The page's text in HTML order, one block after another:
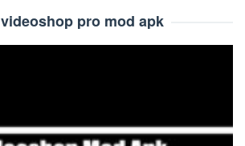
videoshop pro mod apk